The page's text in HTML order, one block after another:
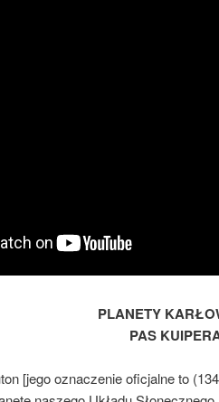
PLANETY
PAS
[jego oznaczenie oficjalne to